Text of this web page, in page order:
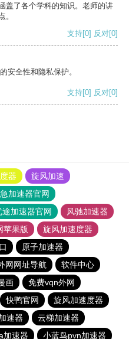
盖了各个学科的知识。老师的讲
。
支持[0] 反对[0]
安全性和隐私保护。
支持[0] 反对[0]
器
旋风加速
加速器官网
途加速器官网
风驰加速器
苹果版
旋风加速度器
原子加速器
网网址导航
软件中心
画
免费vqn外网
快鸭官网
旋风加速度器
速器
云梯加速器
加速器 小蓝鸟pvn加速器